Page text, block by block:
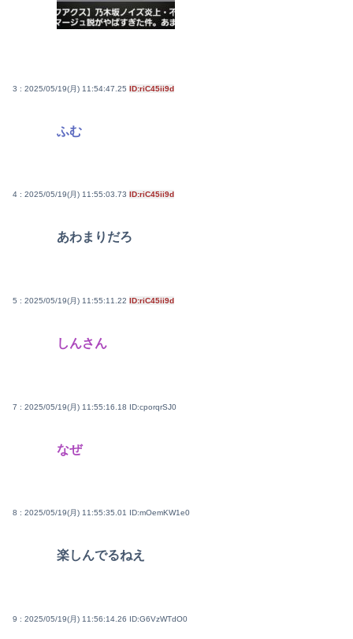
3 : 2025/05/19(月) 11:54:47.25 ID:riC45ii9d
ふむ
4 : 2025/05/19(月) 11:55:03.73 ID:riC45ii9d
あわまりだろ
5 : 2025/05/19(月) 11:55:11.22 ID:riC45ii9d
しんさん
7 : 2025/05/19(月) 11:55:16.18 ID:cporqrSJ0
なぜ
8 : 2025/05/19(月) 11:55:35.01 ID:mOemKW1e0
楽しんでるねえ
9 : 2025/05/19(月) 11:56:14.26 ID:G6VzWTdO0